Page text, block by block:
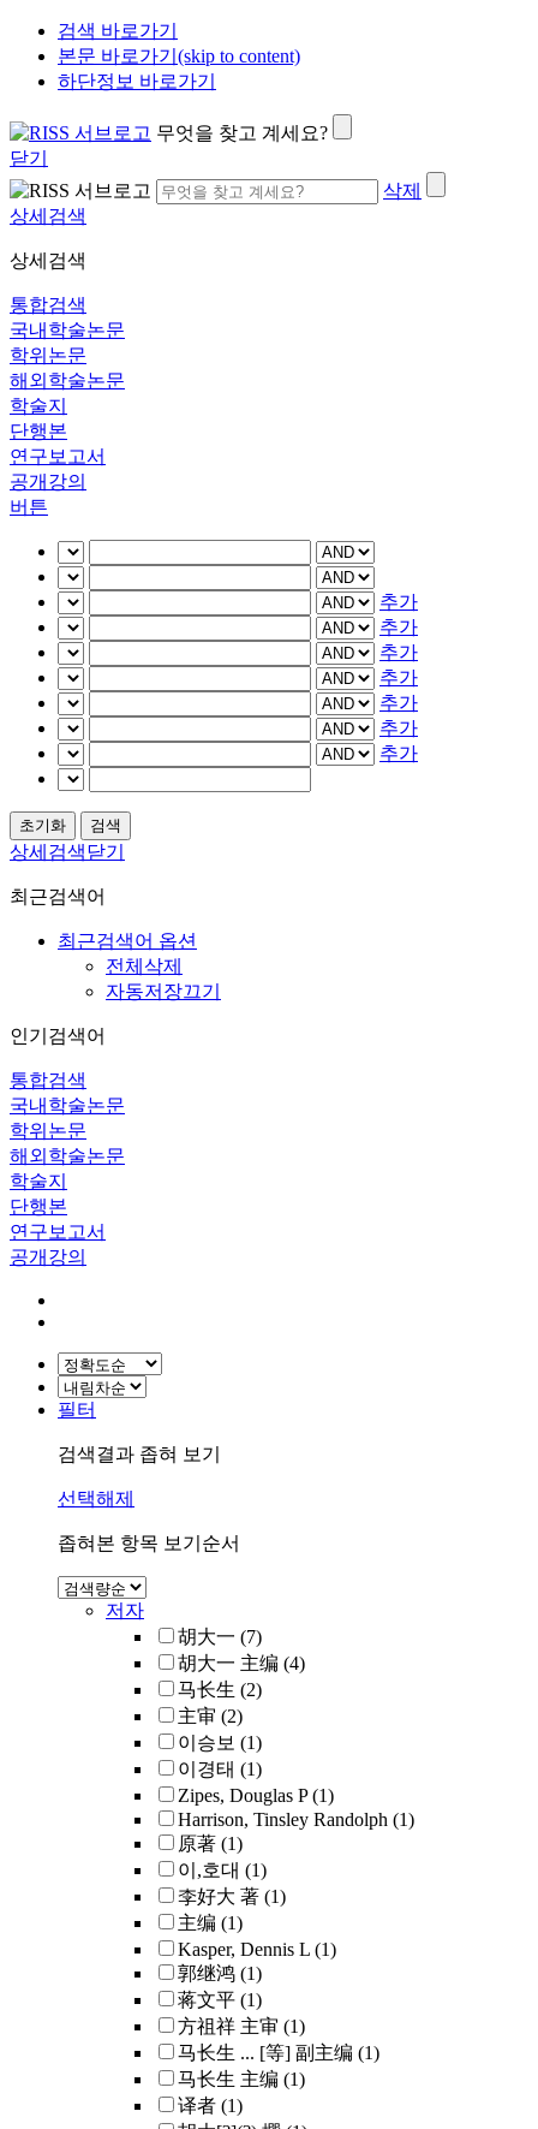
검색 바로가기
본문 바로가기(skip to content)
하단정보 바로가기
무엇을 찾고 계세요?
닫기
삭제
상세검색
상세검색
통합검색
국내학술논문
학위논문
해외학술논문
학술지
단행본
연구보고서
공개강의
버튼
추가
추가
추가
추가
추가
추가
추가
상세검색닫기
최근검색어
최근검색어 옵션
전체삭제
자동저장끄기
인기검색어
통합검색
국내학술논문
학위논문
해외학술논문
학술지
단행본
연구보고서
공개강의
필터
검색결과 좁혀 보기
선택해제
좁혀본 항목 보기순서
저자
胡大一 (7)
胡大一 主编 (4)
马长生 (2)
主审 (2)
이승보 (1)
이경태 (1)
Zipes, Douglas P (1)
Harrison, Tinsley Randolph (1)
原著 (1)
이,호대 (1)
李好大 著 (1)
主编 (1)
Kasper, Dennis L (1)
郭继鸿 (1)
蒋文平 (1)
方祖祥 主审 (1)
马长生 ... [等] 副主编 (1)
马长生 主编 (1)
译者 (1)